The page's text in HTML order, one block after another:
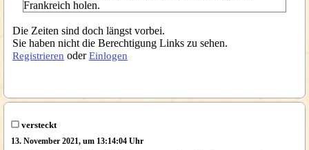
Frankreich holen.
Die Zeiten sind doch längst vorbei.
Sie haben nicht die Berechtigung Links zu sehen.
Registrieren oderEinlogen
versteckt
13. November 2021, um 13:14:04 Uhr